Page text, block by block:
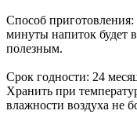
Способ приготовления:
минуты напиток будет
полезным.
Срок годности: 24
Хранить при
влажности воздуха не